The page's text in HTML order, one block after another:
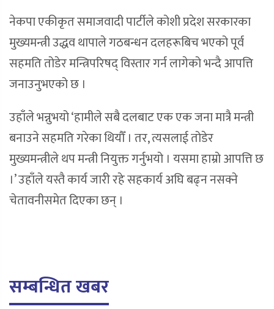
नेकपा एकीकृत समाजवादी पार्टीले कोशी प्रदेश सरकारका
मुख्यमन्त्री उद्धव थापाले गठबन्धन दलहरूबिच भएको पूर्व
सहमति तोडेर मन्त्रिपरिषद् विस्तार गर्न लागेको भन्दै आपत्ति
जनाउनुभएको छ ।
उहाँले भन्नुभयो ‘हामीले सबै दलबाट एक एक जना मात्रै मन्त्री
बनाउने सहमति गरेका थियौँ । तर, त्यसलाई तोडेर
मुख्यमन्त्रीले थप मन्त्री नियुक्त गर्नुभयो । यसमा हाम्रो आपत्ति छ
।’ उहाँले यस्तै कार्य जारी रहे सहकार्य अघि बढ्न नसक्ने
चेतावनीसमेत दिएका छन् ।
सम्बन्धित खबर